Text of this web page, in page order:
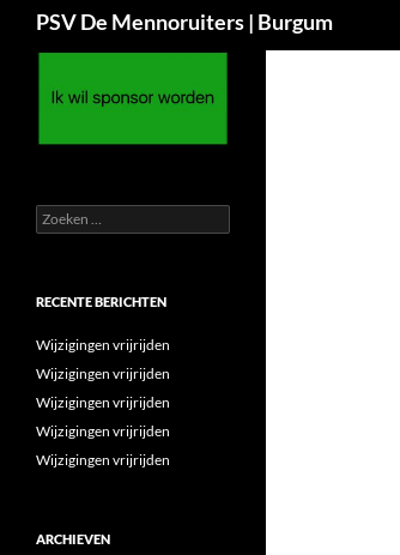
PSV De Mennoruiters | Burgum
Zoeken
naar:
RECENTE BERICHTEN
Wijzigingen vrijrijden
Wijzigingen vrijrijden
Wijzigingen vrijrijden
Wijzigingen vrijrijden
Wijzigingen vrijrijden
ARCHIEVEN